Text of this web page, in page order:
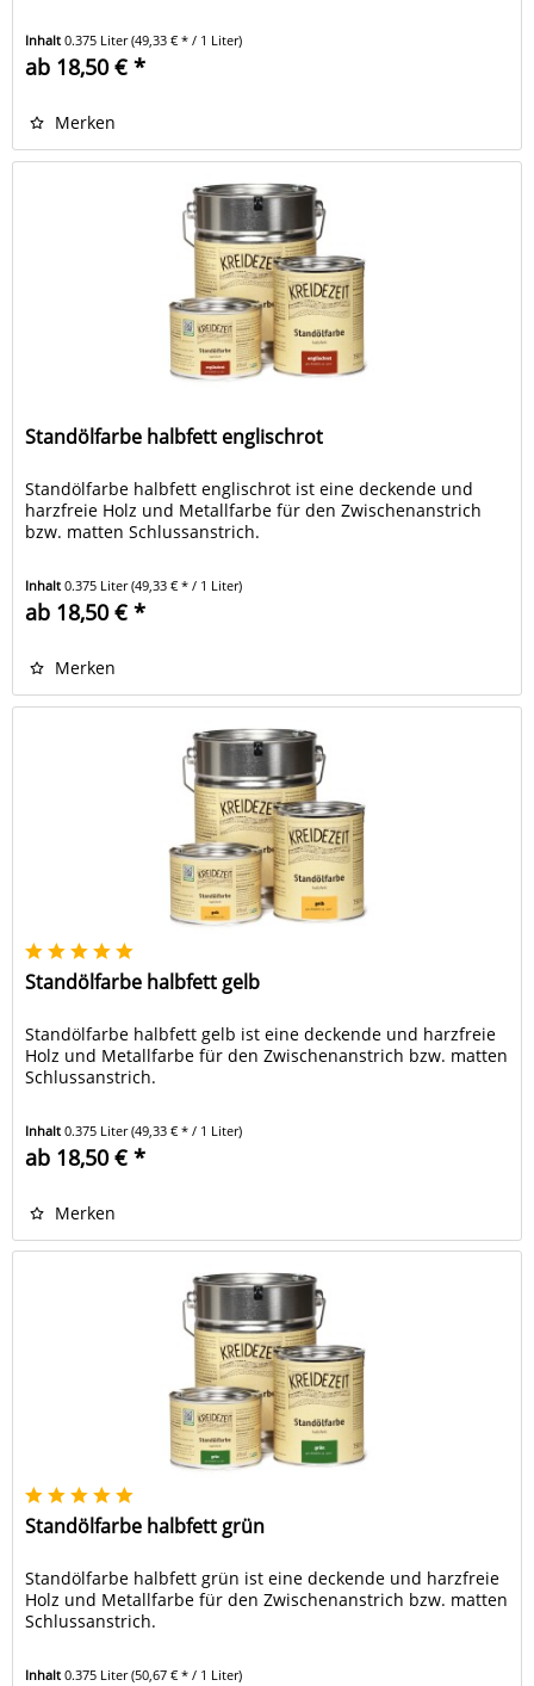
Inhalt0.375 Liter(49,33 € * / 1 Liter)
ab 18,50 € *
Merken
Standölfarbe halbfett englischrot
Standölfarbe halbfett englischrot ist eine deckende und
harzfreie Holz und Metallfarbe für den Zwischenanstrich
bzw. matten Schlussanstrich.
Inhalt0.375 Liter(49,33 € * / 1 Liter)
ab 18,50 € *
Merken
Standölfarbe halbfett gelb
Standölfarbe halbfett gelb ist eine deckende und harzfreie
Holz und Metallfarbe für den Zwischenanstrich bzw. matten
Schlussanstrich.
Inhalt0.375 Liter(49,33 € * / 1 Liter)
ab 18,50 € *
Merken
Standölfarbe halbfett grün
Standölfarbe halbfett grün ist eine deckende und harzfreie
Holz und Metallfarbe für den Zwischenanstrich bzw. matten
Schlussanstrich.
Inhalt0.375 Liter(50,67 € * / 1 Liter)